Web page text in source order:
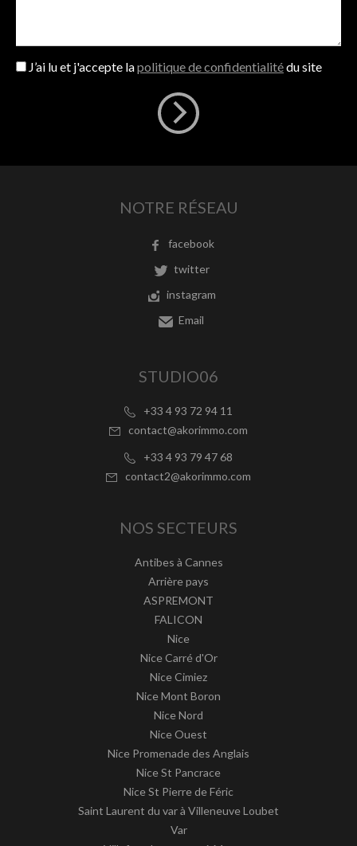
J’ai lu et j'accepte lapolitique de confidentialitédu site
NOTRE RÉSEAU
facebook
twitter
instagram
Email
STUDIO06
+33 4 93 72 94 11
contact@akorimmo.com
+33 4 93 79 47 68
contact2@akorimmo.com
NOS SECTEURS
Antibes à Cannes
Arrière pays
ASPREMONT
FALICON
Nice
Nice Carré d'Or
Nice Cimiez
Nice Mont Boron
Nice Nord
Nice Ouest
Nice Promenade des Anglais
Nice St Pancrace
Nice St Pierre de Féric
Saint Laurent du var à Villeneuve Loubet
Var